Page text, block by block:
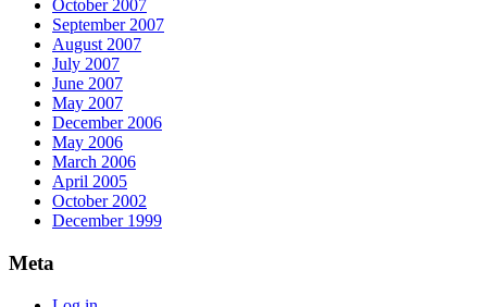
October 2007
September 2007
August 2007
July 2007
June 2007
May 2007
December 2006
May 2006
March 2006
April 2005
October 2002
December 1999
Meta